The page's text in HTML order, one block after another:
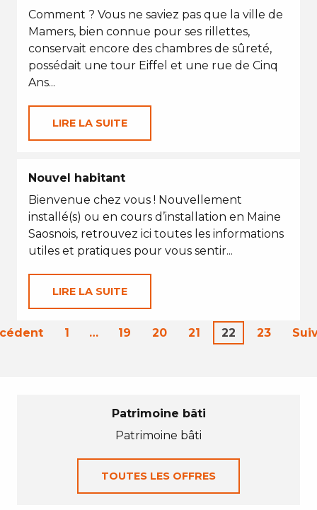
Comment ? Vous ne saviez pas que la ville de
Mamers, bien connue pour ses rillettes,
conservait encore des chambres de sûreté,
possédait une tour Eiffel et une rue de Cinq
Ans...
LIRE LA SUITE
Nouvel habitant
Bienvenue chez vous ! Nouvellement
installé(s) ou en cours d’installation en Maine
Saosnois, retrouvez ici toutes les informations
utiles et pratiques pour vous sentir...
LIRE LA SUITE
1 … 19 20 21 22 23
Patrimoine bâti
Patrimoine bâti
TOUTES LES OFFRES